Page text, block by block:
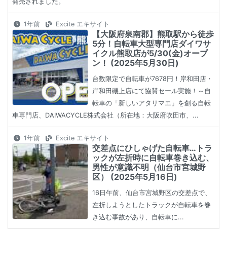
1年前 Excite エキサイト
【大阪府泉南郡】熊取駅から徒歩
5分！自転車大型専門店ダイワサ
イクル熊取店が5/30(金)オープ
ン！ (2025年5月30日)
台数限定で自転車が7678円！岸和田店・
岸和田磯上店にて協賛セール実施！～自
転車の「新しいアタリマエ」を創る自転
車専門店、DAIWACYCLE株式会社（所在地：大阪府吹田市、...
1年前 Excite エキサイト
交差点にひしゃげた自転車…トラ
ックが左折時に自転車巻き込む、
男性が意識不明（仙台市宮城野
区） (2025年5月16日)
16日午前、仙台市宮城野区の交差点で、
左折しようとしたトラックが自転車を巻
き込む事故があり、自転車に...